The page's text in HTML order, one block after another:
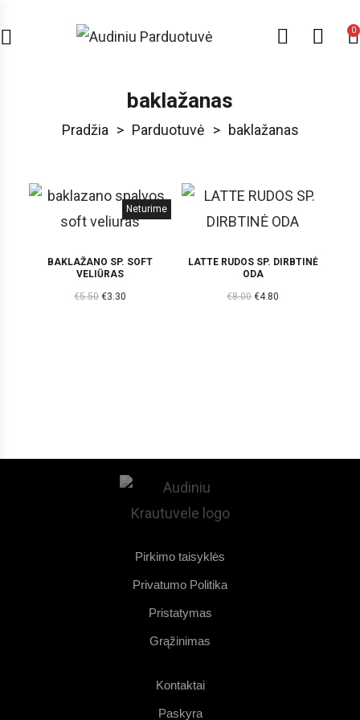
0
baklažanas
Pradžia > Parduotuvė > baklažanas
Neturime
BAKLAŽANO SP. SOFT
VELIŪRAS
€5.50 €3.30
LATTE RUDOS SP. DIRBTINĖ
ODA
€8.00 €4.80
Pirkimo taisyklės
Privatumo Politika
Pristatymas
Grąžinimas
Kontaktai
Paskyra